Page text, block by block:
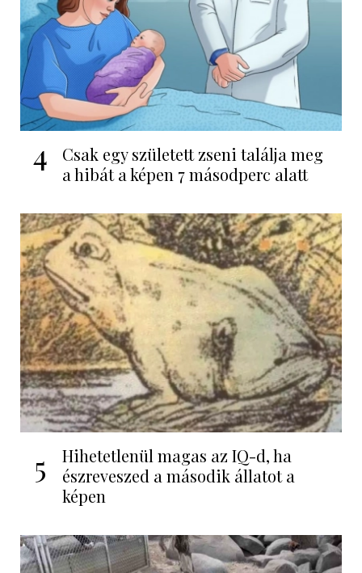
4
Csak egy született zseni találja meg
a hibát a képen 7 másodperc alatt
5
Hihetetlenül magas az IQ-d, ha
észreveszed a második állatot a
képen